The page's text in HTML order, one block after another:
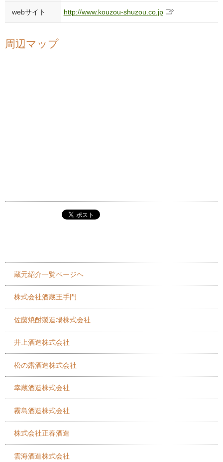
webサイト http://www.kouzou-shuzou.co.jp
周辺マップ
蔵元紹介一覧ページヘ
株式会社酒蔵王手門
佐藤焼酎製造場株式会社
井上酒造株式会社
松の露酒造株式会社
幸蔵酒造株式会社
霧島酒造株式会社
株式会社正春酒造
雲海酒造株式会社